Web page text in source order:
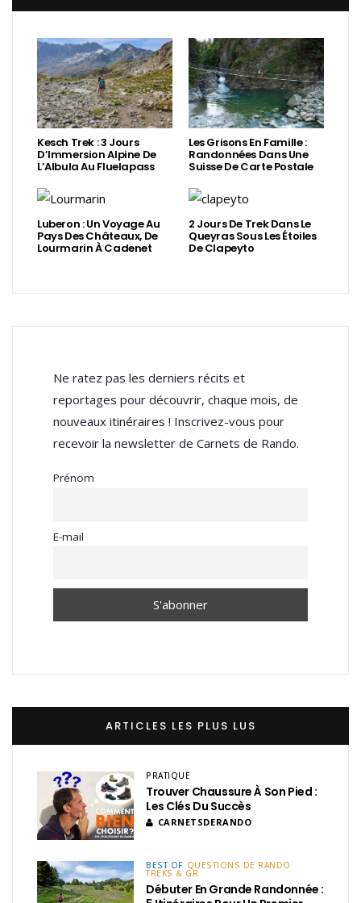
Kesch Trek : 3 Jours
D’Immersion Alpine De
L’Albula Au Fluelapass
Les Grisons En Famille :
Randonnées Dans Une
Suisse De Carte Postale
Luberon : Un Voyage Au
Pays Des Châteaux, De
Lourmarin À Cadenet
2 Jours De Trek Dans Le
Queyras Sous Les Étoiles
De Clapeyto
Ne ratez pas les derniers récits et
reportages pour découvrir, chaque mois, de
nouveaux itinéraires ! Inscrivez-vous pour
recevoir la newsletter de Carnets de Rando.
Prénom
E-mail
ARTICLES LES PLUS LUS
PRATIQUE
Trouver Chaussure À Son Pied :
Les Clés Du Succès
CARNETSDERANDO
BEST OF QUESTIONS DE RANDO
TREKS & GR
Débuter En Grande Randonnée :